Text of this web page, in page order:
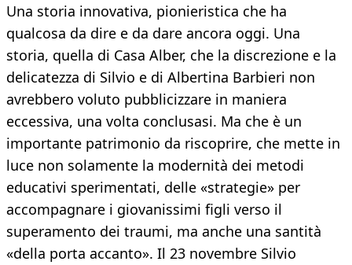
Una storia innovativa, pionieristica che ha
qualcosa da dire e da dare ancora oggi. Una
storia, quella di Casa Alber, che la discrezione e la
delicatezza di Silvio e di Albertina Barbieri non
avrebbero voluto pubblicizzare in maniera
eccessiva, una volta conclusasi. Ma che è un
importante patrimonio da riscoprire, che mette in
luce non solamente la modernità dei metodi
educativi sperimentati, delle «strategie» per
accompagnare i giovanissimi figli verso il
superamento dei traumi, ma anche una santità
«della porta accanto». Il 23 novembre Silvio